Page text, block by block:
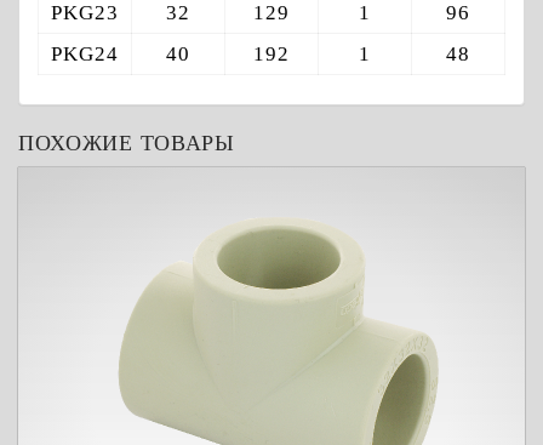
PKG23
32 129 1
96
PKG24
40 192 1 48
ПОХОЖИЕ ТОВАРЫ